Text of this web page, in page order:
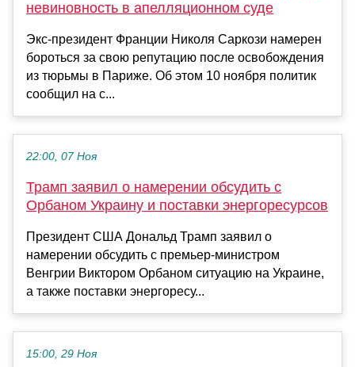
невиновность в апелляционном суде
Экс-президент Франции Николя Саркози намерен
бороться за свою репутацию после освобождения
из тюрьмы в Париже. Об этом 10 ноября политик
сообщил на с...
22:00, 07 Ноя
Трамп заявил о намерении обсудить с
Орбаном Украину и поставки энергоресурсов
Президент США Дональд Трамп заявил о
намерении обсудить с премьер-министром
Венгрии Виктором Орбаном ситуацию на Украине,
а также поставки энергоресу...
15:00, 29 Ноя